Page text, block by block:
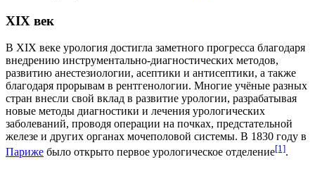
XIX век
В XIX веке урология достигла заметного прогресса благодаря
внедрению инструментально-диагностических методов,
развитию анестезиологии, асептики и антисептики, а также
благодаря прорывам в рентгенологии. Многие учёные разных
стран внесли свой вклад в развитие урологии, разрабатывая
новые методы диагностики и лечения урологических
заболеваний, проводя операции на почках, предстательной
железе и других органах мочеполовой системы. В 1830 году в
Париже было открыто первое урологическое отделение[1].